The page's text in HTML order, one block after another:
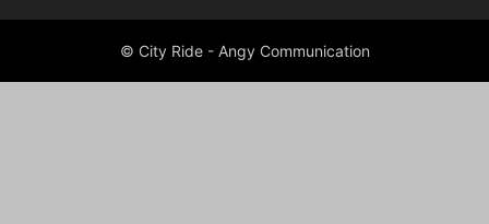
© City Ride - Angy Communication